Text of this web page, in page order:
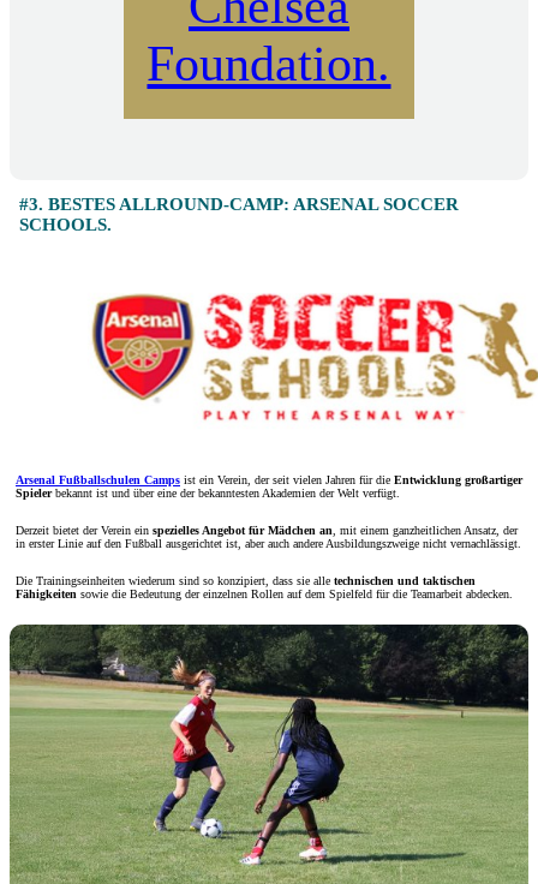
Foundation.
#3. BESTES ALLROUND-CAMP: ARSENAL SOCCER
SCHOOLS.
Arsenal Fußballschulen Camps ist ein Verein, der seit vielen Jahren für die Entwicklung großartiger
Spielerbekannt ist und über eine der bekanntesten Akademien der Welt verfügt.
Derzeit bietet der Verein ein spezielles Angebot für Mädchen an, mit einem ganzheitlichen Ansatz, der
in erster Linie auf den Fußball ausgerichtet ist, aber auch andere Ausbildungszweige nicht vernachlässigt.
Die Trainingseinheiten wiederum sind so konzipiert, dass sie alle technischen und taktischen
Fähigkeiten sowie die Bedeutung der einzelnen Rollen auf dem Spielfeld für die Teamarbeit abdecken.